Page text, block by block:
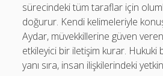
sürecindeki tüm taraflar için
doğurur. Kendi kelimeleriyle
Aydar, müvekkillerine güven
etkileyici bir iletişim kurar. Hukuki
yanı sıra, insan ilişkilerindeki